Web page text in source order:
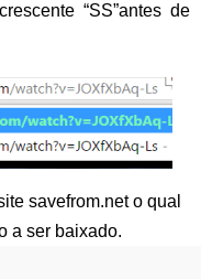
“SS”antes de
savefrom.net o qual
a ser baixado.